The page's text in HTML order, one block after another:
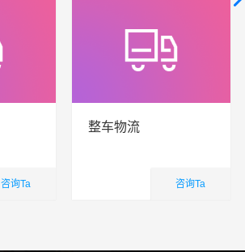
咨询Ta
整车物流
咨询Ta